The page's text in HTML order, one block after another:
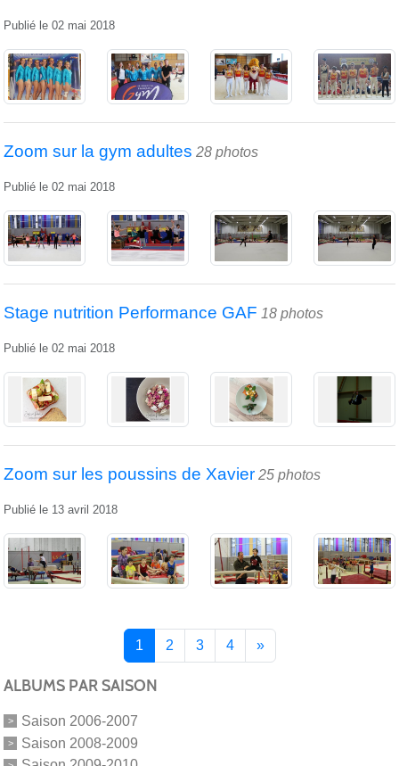
Publié le 02 mai 2018
Zoom sur la gym adultes 28 photos
Publié le 02 mai 2018
Stage nutrition Performance GAF 18 photos
Publié le 02 mai 2018
Zoom sur les poussins de Xavier 25 photos
Publié le 13 avril 2018
1 2 3 4 »
ALBUMS PAR SAISON
Saison 2006-2007
Saison 2008-2009